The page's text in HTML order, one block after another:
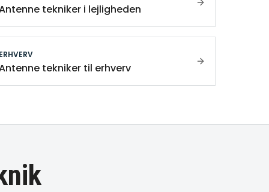
tekniker i lejligheden
ERHVERV
tekniker til erhverv